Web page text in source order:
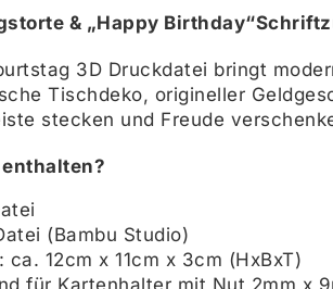
& „Happy
3D Druckdatei bringt
Tischdeko, origineller
stecken und Freude
(Bambu Studio)
ca. 12cm x 11cm x 3cm (HxBxT)
für Kartenhalter mit Nut 2mm x